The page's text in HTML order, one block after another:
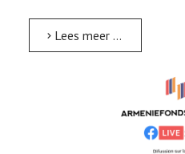
Lees meer …